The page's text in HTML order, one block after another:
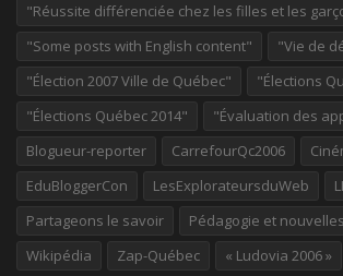
"Réussite différenciée chez les filles et les
"Some posts with English content"
"Vie de
"Élection 2007 Ville de Québec"
"Élections
"Élections Québec 2014"
"Évaluation des
Blogueur-reporter
CarrefourQc2006
EduBloggerCon
LesExplorateursduWeb
Partageons le savoir
Pédagogie et
Wikipédia
Zap-Québec
« Ludovia 2006 »